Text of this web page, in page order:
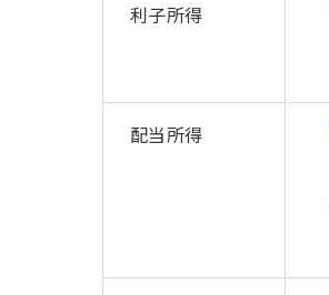
利子所得
配当所得